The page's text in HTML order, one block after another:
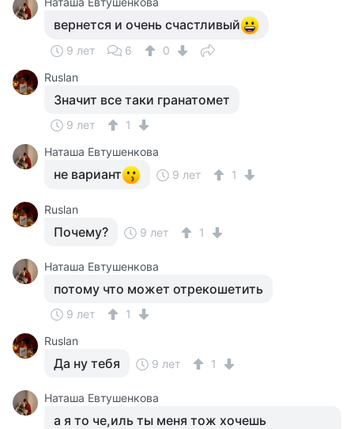
вернется и очень счастливый
9 лет 6
0
Ruslan
Значит все таки гранатомет
9 лет
1
Наташа Евтушенкова
не вариант 9 лет 1
Ruslan
Почему? 9 лет 1
Наташа Евтушенкова
потому что может отрекошетить
9 лет
1
Ruslan
Да ну тебя 9 лет 1
Наташа Евтушенкова
а я то че,иль ты меня тож хочешь